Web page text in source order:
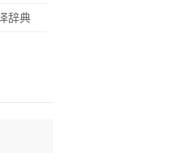
辞典